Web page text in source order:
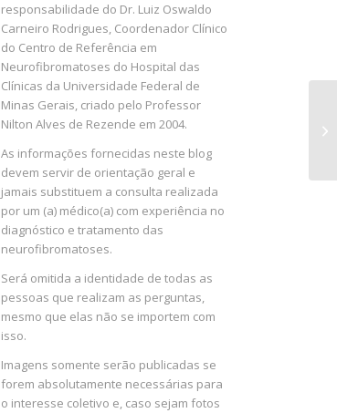
responsabilidade do Dr. Luiz Oswaldo
Carneiro Rodrigues, Coordenador Clínico
do Centro de Referência em
Neurofibromatoses do Hospital das
Clínicas da Universidade Federal de
Minas Gerais, criado pelo Professor
Nilton Alves de Rezende em 2004.
As informações fornecidas neste blog
devem servir de orientação geral e
jamais substituem a consulta realizada
por um (a) médico(a) com experiência no
diagnóstico e tratamento das
neurofibromatoses.
Será omitida a identidade de todas as
pessoas que realizam as perguntas,
mesmo que elas não se importem com
isso.
Imagens somente serão publicadas se
forem absolutamente necessárias para
o interesse coletivo e, caso sejam fotos